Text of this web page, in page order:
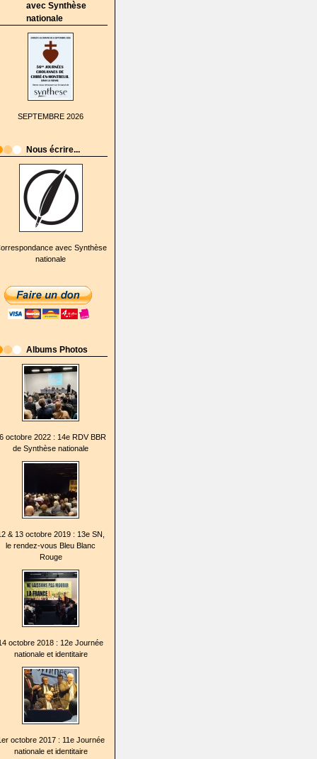
avec Synthèse
nationale
SEPTEMBRE 2026
Nous écrire...
avec Synthèse
nationale
Albums Photos
octobre 2022 : 14e RDV BBR
de Synthèse nationale
& 13 octobre 2019 : 13e SN,
le rendez-vous Bleu Blanc
Rouge
octobre 2018 : 12e Journée
nationale et identitaire
octobre 2017 : 11e Journée
nationale et identitaire